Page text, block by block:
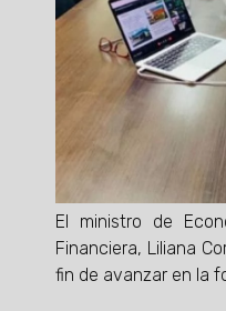
El ministro de
Financiera, Liliana
fin de avanzar en la